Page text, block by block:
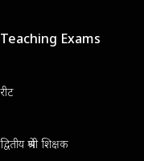
Teaching Exams
रीट
द्वितीय श्रेणी शिक्षक